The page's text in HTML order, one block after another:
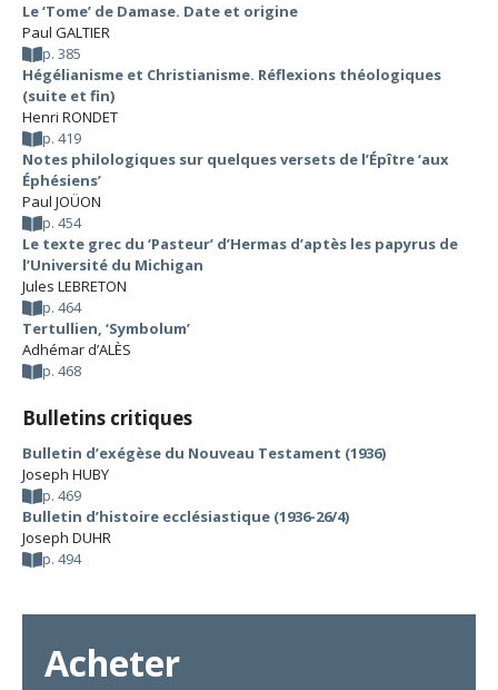
Le ‘Tome’ de Damase. Date et origine
Paul GALTIER
p. 385
Hégélianisme et Christianisme. Réflexions théologiques
(suite et fin)
Henri RONDET
p. 419
Notes philologiques sur quelques versets de l’Épître ‘aux
Éphésiens’
Paul JOÜON
p. 454
Le texte grec du ‘Pasteur’ d’Hermas d’aptès les papyrus de
l’Université du Michigan
Jules LEBRETON
p. 464
Tertullien, ‘Symbolum’
Adhémar d’ALÈS
p. 468
Bulletins critiques
Bulletin d’exégèse du Nouveau Testament (1936)
Joseph HUBY
p. 469
Bulletin d’histoire ecclésiastique (1936-26/4)
Joseph DUHR
p. 494
Acheter